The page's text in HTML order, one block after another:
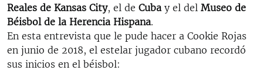
Reales de Kansas City, el de Cuba y el del Museo de
Béisbol de la Herencia Hispana.
En esta entrevista que le pude hacer a Cookie Rojas
en junio de 2018, el estelar jugador cubano recordó
sus inicios en el béisbol: